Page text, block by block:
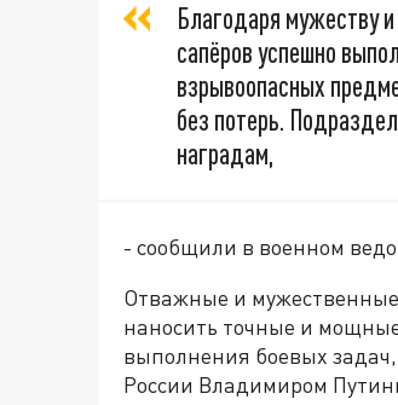
Благодаря мужеству
сапёров успешно
взрывоопасных
без потерь.
наградам,
- сообщили в военном
Отважные и
наносить точные и
выполнения боевых
России Владимиром